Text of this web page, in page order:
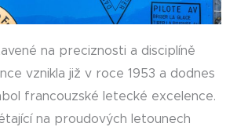
na preciznosti a disciplíně
vznikla již v roce 1953 a dodnes
francouzské letecké excelence.
na proudových letounech